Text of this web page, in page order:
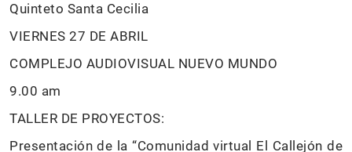
Quinteto Santa Cecilia
VIERNES 27 DE ABRIL
COMPLEJO AUDIOVISUAL NUEVO MUNDO
9.00 am
TALLER DE PROYECTOS:
Presentación de la “Comunidad virtual El Callejón de